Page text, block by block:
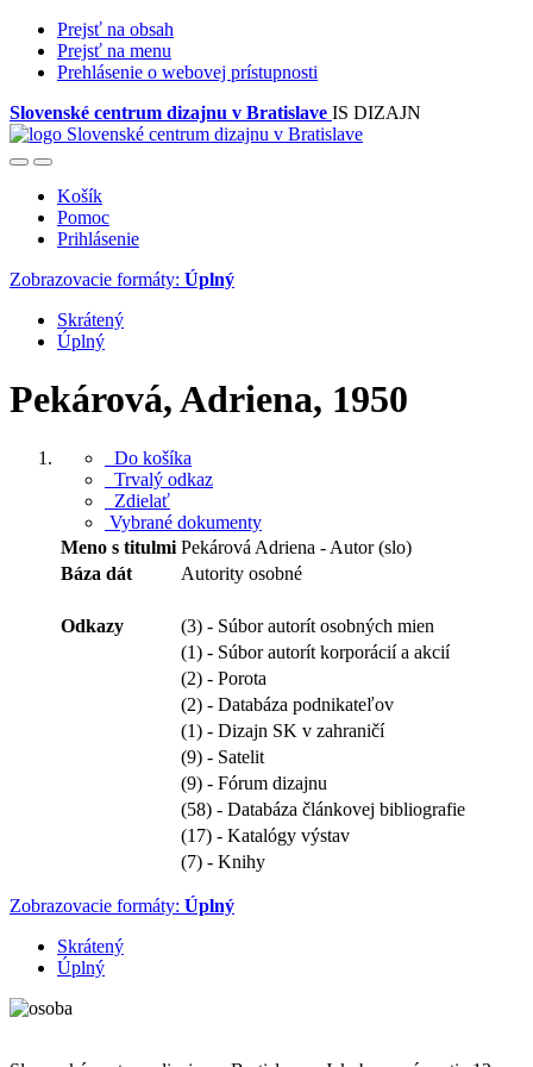
Prejsť na obsah
Prejsť na menu
Prehlásenie o webovej prístupnosti
Slovenské centrum dizajnu v Bratislave IS DIZAJN
Košík
Pomoc
Prihlásenie
Zobrazovacie formáty: Úplný
Skrátený
Úplný
Pekárová, Adriena, 1950
Do košíka
Trvalý odkaz
Zdielať
Vybrané dokumenty
Meno s titulmi Pekárová Adriena - Autor (slo)
Báza dát
Autority osobné
Odkazy
(3) - Súbor autorít osobných mien
(1) - Súbor autorít korporácií a akcií
(2) - Porota
(2) - Databáza podnikateľov
(1) - Dizajn SK v zahraničí
(9) - Satelit
(9) - Fórum dizajnu
(58) - Databáza článkovej bibliografie
(17) - Katalógy výstav
(7) - Knihy
Zobrazovacie formáty: Úplný
Skrátený
Úplný